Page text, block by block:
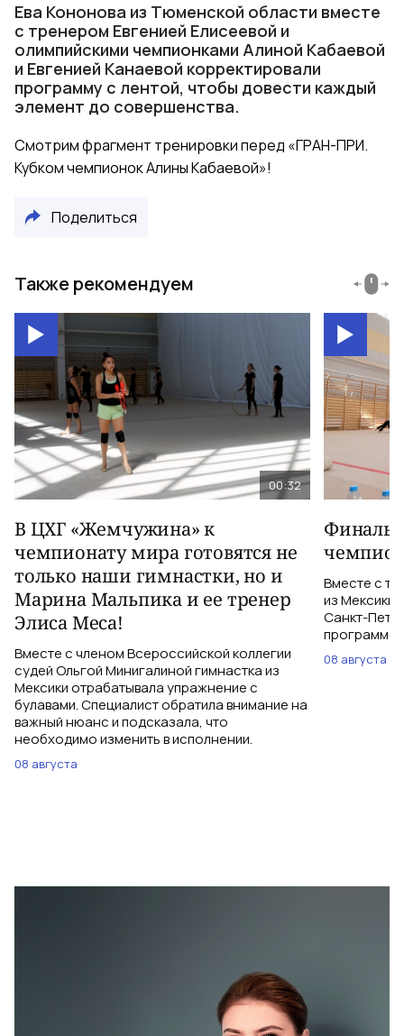
Ева Кононова из Тюменской области вместе
с тренером Евгенией Елисеевой и
олимпийскими чемпионками Алиной Кабаевой
и Евгенией Канаевой корректировали
программу с лентой, чтобы довести каждый
элемент до совершенства.
Смотрим фрагмент тренировки перед «ГРАН-ПРИ.
Кубком чемпионок Алины Кабаевой»!
Поделиться
Также рекомендуем
00:32
В ЦХГ «Жемчужина» к
чемпионату мира готовятся не
только наши гимнастки, но и
Марина Мальпика и ее тренер
Элиса Меса!
Вместе с членом Всероссийской коллегии
судей Ольгой Минигалиной гимнастка из
Мексики отрабатывала упражнение с
булавами. Специалист обратила внимание на
важный нюанс и подсказала, что
необходимо изменить в исполнении.
08 августа
Вместе с
из Мексики
Санкт-
программе
08 августа